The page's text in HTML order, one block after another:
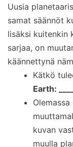
Uusia
samat säännöt
lisäksi kuitenkin
sarjaa, on
käännettynä
Kätkö
Earth:
kuvan
muulla